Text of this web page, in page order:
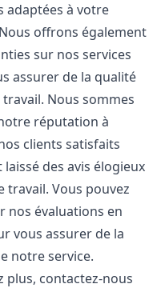
adaptées à votre
offrons également
sur nos services
assurer de la qualité
Nous sommes
réputation à
clients satisfaits
des avis élogieux
travail. Vous pouvez
nos évaluations en
vous assurer de la
notre service.
plus, contactez-nous